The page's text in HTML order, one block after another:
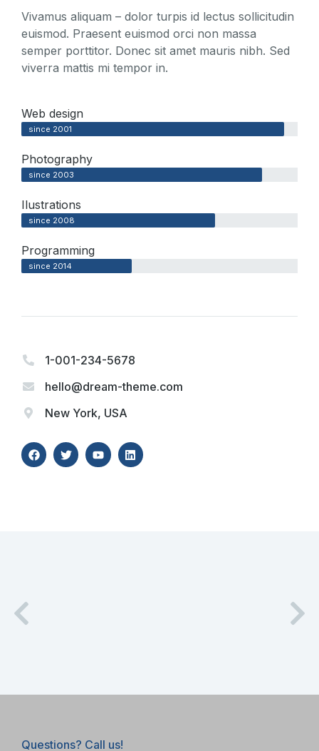
Vivamus aliquam – dolor turpis id lectus sollicitudin
euismod. Praesent euismod orci non massa
semper porttitor. Donec sit amet mauris nibh. Sed
viverra mattis mi tempor in.
Web design
since 2001
Photography
since 2003
Ilustrations
since 2008
Programming
since 2014
1-001-234-5678
hello@dream-theme.com
New York, USA
Questions? Call us!